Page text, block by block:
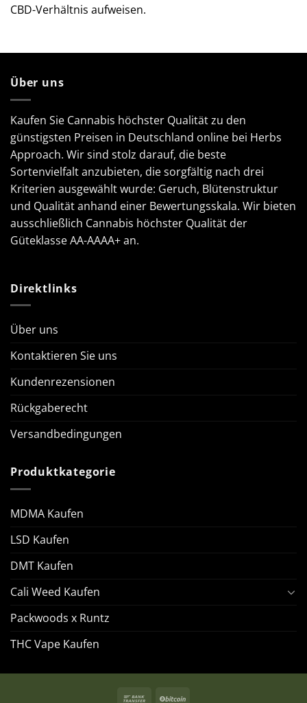
CBD-Verhältnis aufweisen.
Über uns
Kaufen Sie Cannabis höchster Qualität zu den
günstigsten Preisen in Deutschland online bei Herbs
Approach. Wir sind stolz darauf, die beste
Sortenvielfalt anzubieten, die sorgfältig nach drei
Kriterien ausgewählt wurde: Geruch, Blütenstruktur
und Qualität anhand einer Bewertungsskala. Wir bieten
ausschließlich Cannabis höchster Qualität der
Güteklasse AA-AAAA+ an.
Direktlinks
Über uns
Kontaktieren Sie uns
Kundenrezensionen
Rückgaberecht
Versandbedingungen
Produktkategorie
MDMA Kaufen
LSD Kaufen
DMT Kaufen
Cali Weed Kaufen
Packwoods x Runtz
THC Vape Kaufen